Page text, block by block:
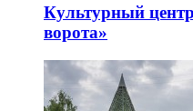
Культурный
ворота»